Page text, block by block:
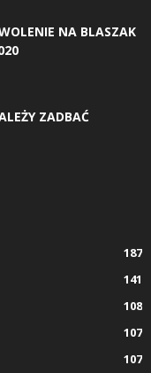
NA BLASZAK
ZADBAĆ
187
141
108
107
107